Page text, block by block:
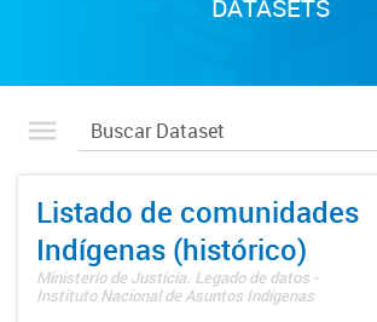
DATASETS
Listado de comunidades
Indígenas (histórico)
Ministerio de Justicia. Legado de datos -
Instituto Nacional de Asuntos Indígenas